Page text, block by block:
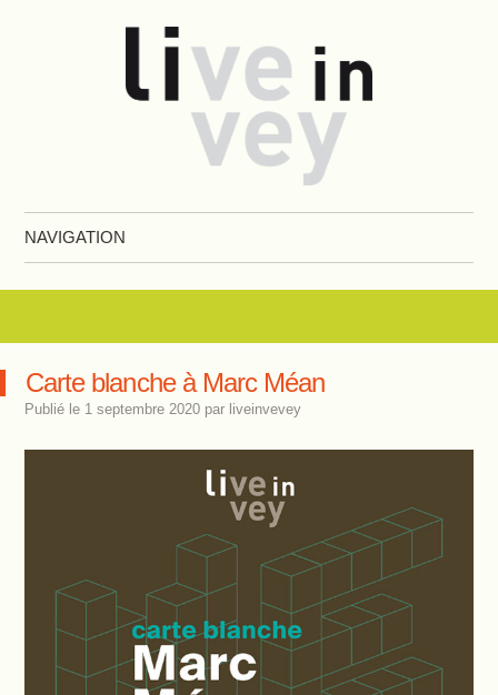
Live in Vevey
NAVIGATION
Carte blanche à Marc Méan
Publié le 1 septembre 2020par liveinvevey